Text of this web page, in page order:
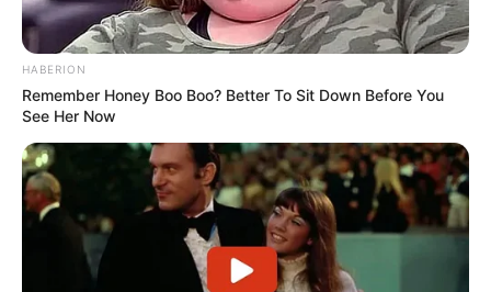
HABERION
Remember Honey Boo Boo? Better To Sit Down Before You
See Her Now